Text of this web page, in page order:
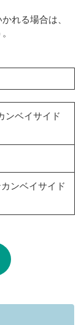
れる場合は、
ンベイサイド
ンベイサイド